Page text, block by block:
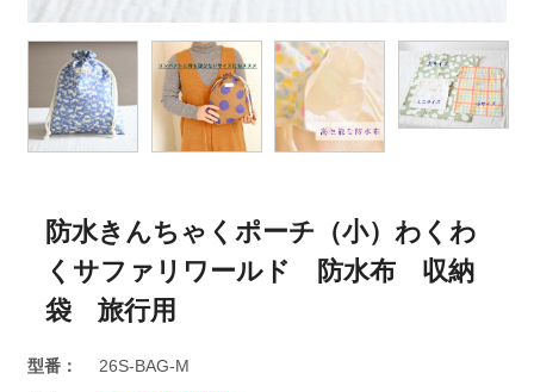
防水きんちゃくポーチ（小）わくわ
くサファリワールド 防水布 収納
袋 旅行用
型番： 26S-BAG-M